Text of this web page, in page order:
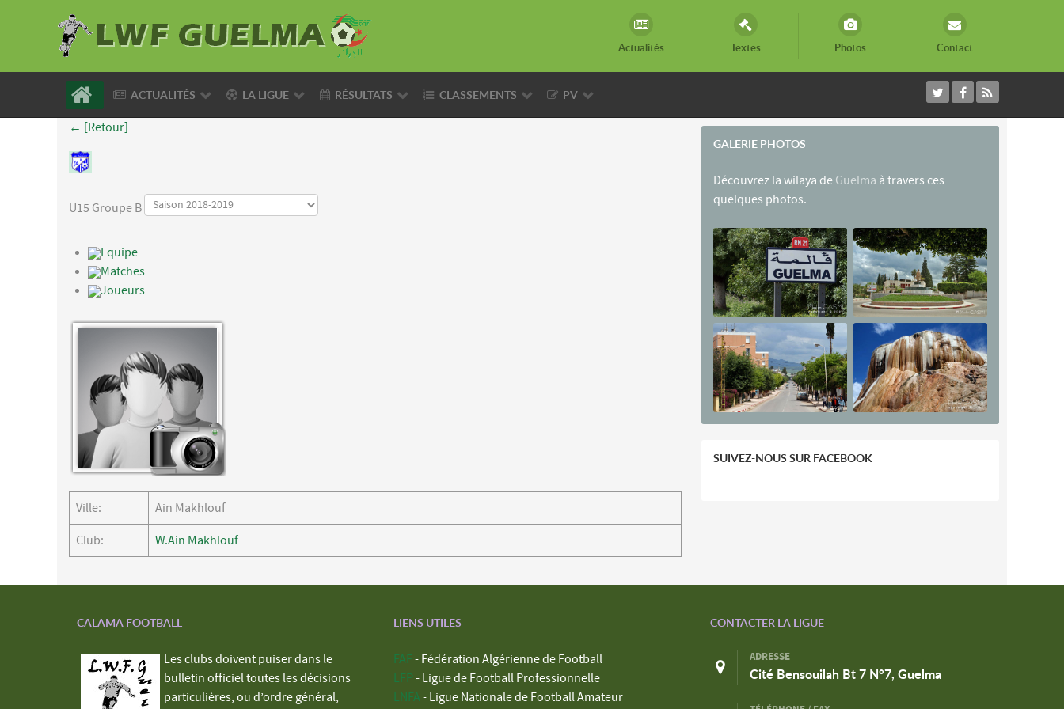
Actualités Textes Photos Contact
ACTUALITÉS LA LIGUE RÉSULTATS CLASSEMENTS PV
← [Retour]
U15 Groupe B
Equipe
Matches
Joueurs
Ville: Ain Makhlouf
Club: W.Ain Makhlouf
GALERIE PHOTOS
Découvrez la wilaya de Guelma à travers ces
quelques photos.
SUIVEZ-NOUS SUR FACEBOOK
CALAMA FOOTBALL
Les clubs doivent puiser dans le
bulletin officiel toutes les décisions
particulières, ou d’ordre général,
LIENS UTILES
FAF - Fédération Algérienne de Football
LFP - Ligue de Football Professionnelle
LNFA - Ligue Nationale de Football Amateur
CONTACTER LA LIGUE
ADRESSE
Cité Bensouilah Bt 7 N°7, Guelma